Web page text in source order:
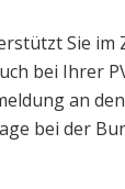
Sie im
bei Ihrer
an
bei der